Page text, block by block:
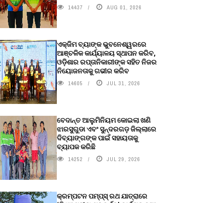
14437 AUG 01, 2026
ଏକ୍ଜିମ ବ୍ୟାଙ୍କ ଭୁବନେଶ୍ୱରରେ
ଆଞ୍ଚଳିକ କାର୍ଯ୍ୟାଳୟ ସ୍ଥାପନ କରିବ,
ଓଡ଼ିଶାର ରପ୍ତାନିକାରୀଙ୍କ ସହିତ ନିଜର
ନିୟୋଜନତାକୁ ଗଭୀର କରିବ
14605 JUL 31, 2026
ବେଦାନ୍ତ ଆଲୁମିନିୟମ କୋଇଲା ଖଣି
ଝାରସୁଗୁଡା ଏବଂ ସୁନ୍ଦରଗଡ଼ ଜିଲ୍ଲାରେ
ଦିବ୍ୟାଙ୍ଗଙ୍କ ପାଇଁ ସହାୟତାକୁ
ବ୍ୟାପକ କରିଛି
14252 JUL 29, 2026
କ୍ରମ୍ପଟନ ପମ୍ପ୍‌ସ୍‌ ରଥ ଯାତ୍ରାରେ